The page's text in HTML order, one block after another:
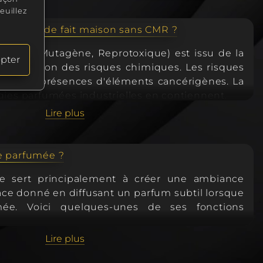
fait maison sans CMR ?
Mutagène, Reprotoxique) est issu de la
des risques chimiques. Les risques
la présences d'éléments cancérigènes. La
parfumées industrielles en contiennent.
la fragrance de notre bougie gourmande ne
Lire plus
parfumée ?
sert principalement à créer une ambiance
donné en diffusant un parfum subtil lorsque
Voici quelques-unes de ses fonctions
Lire plus